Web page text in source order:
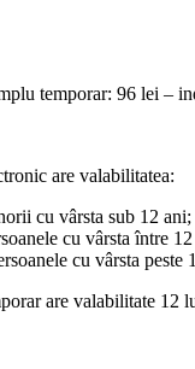
temporar: 96 lei –
are valabilitatea:
cu vârsta sub 12 ani;
cu vârsta între
cu vârsta peste
are valabilitate 12